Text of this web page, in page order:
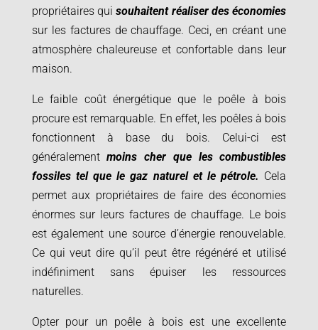
propriétaires quisouhaitent réaliser des économies
sur les factures de chauffage. Ceci, en créant une
atmosphère chaleureuse et confortable dans leur
maison.
Le faible coût énergétique que le poêle à bois
procure est remarquable. En effet, les poêles à bois
fonctionnent à base du bois. Celui-ci est
généralementmoins cher que les combustibles
fossiles tel que le gaz naturel et le pétrole. Cela
permet aux propriétaires de faire des économies
énormes sur leurs factures de chauffage. Le bois
est également une source d’énergie renouvelable.
Ce qui veut dire qu’il peut être régénéré et utilisé
indéfiniment sans épuiser les ressources
naturelles.
Opter pour un poêle à bois est une excellente